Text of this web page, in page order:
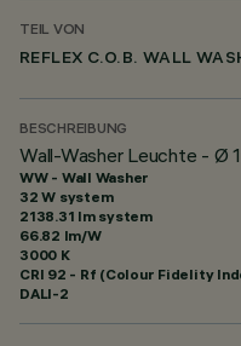
TEIL VON
REFLEX C.O.B. WALL
BESCHREIBUNG
Wall-Washer Leuchte - Ø
WW - Wall Washer
32 W system
2138.31 lm system
66.82 lm/W
3000 K
CRI 92 - Rf (Colour Fidelity
DALI-2